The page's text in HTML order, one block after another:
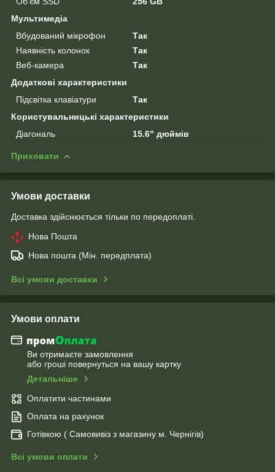
Мультимедіа
Вбудований мікрофон
Так
Наявність колонок
Так
Веб-камера
Так
Додаткові характеристики
Підсвітка клавіатури
Так
Користувальницькі характеристики
Діагональ
15.6" дюймів
Приховати
Умови доставки
Доставка здійснюється тільки по передоплаті.
Нова Пошта
Нова пошта (Мін. передплата)
Всі умови доставки
Умови оплати
Ви отримаєте замовлення
або гроші повернуться на вашу картку
Детальніше
Оплатити частинами
Оплата на рахунок
Готівкою ( Самовивіз з магазину м. Чернігів)
Всі умови оплати